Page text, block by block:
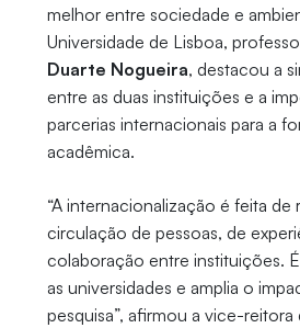
melhor entre sociedade e
Universidade de Lisboa,
Duarte Nogueira, destacou a
entre as duas instituições e a
parcerias internacionais para a
acadêmica.
“A internacionalização é feita de
circulação de pessoas, de
colaboração entre instituições.
as universidades e amplia o
pesquisa”, afirmou a vice-reitora